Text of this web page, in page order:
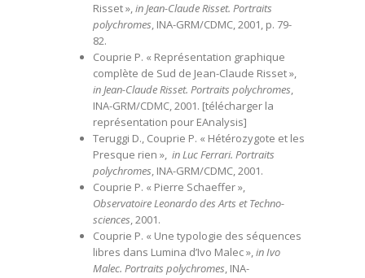
Risset »,in Jean-Claude Risset. Portraits
polychromes, INA-GRM/CDMC, 2001, p. 79-
82.
Couprie P. « Représentation graphique
complète de Sud de Jean-Claude Risset »,
inJean-Claude Risset. Portraits polychromes,
INA-GRM/CDMC, 2001. [télécharger la
représentation pour EAnalysis]
Teruggi D., Couprie P. « Hétérozygote et les
Presque rien », inLuc Ferrari. Portraits
polychromes, INA-GRM/CDMC, 2001.
Couprie P. « Pierre Schaeffer »,
Observatoire Leonardo des Arts et Techno-
sciences, 2001.
Couprie P. « Une typologie des séquences
libres dans Lumina d’Ivo Malec »,inIvo
Malec. Portraits polychromes, INA-